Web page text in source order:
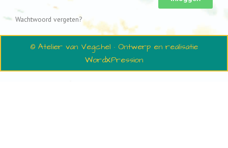
Wachtwoord vergeten?
© Atelier van Vegchel · Ontwerp en realisatie
WordXPression